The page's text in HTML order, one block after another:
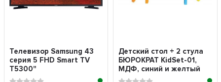
Телевизор Samsung 43
серия 5 FHD Smart TV
T5300"
Детский стол + 2 стула
БЮРОКРАТ KidSet-01,
МДФ, синий и желтый